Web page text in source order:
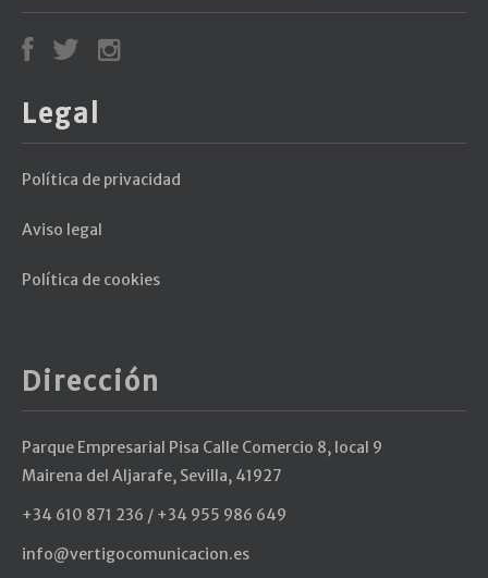
Legal
Política de privacidad
Aviso legal
Política de cookies
Dirección
Parque Empresarial Pisa Calle Comercio 8, local 9
Mairena del Aljarafe, Sevilla, 41927
+34 610 871 236 / +34 955 986 649
info@vertigocomunicacion.es